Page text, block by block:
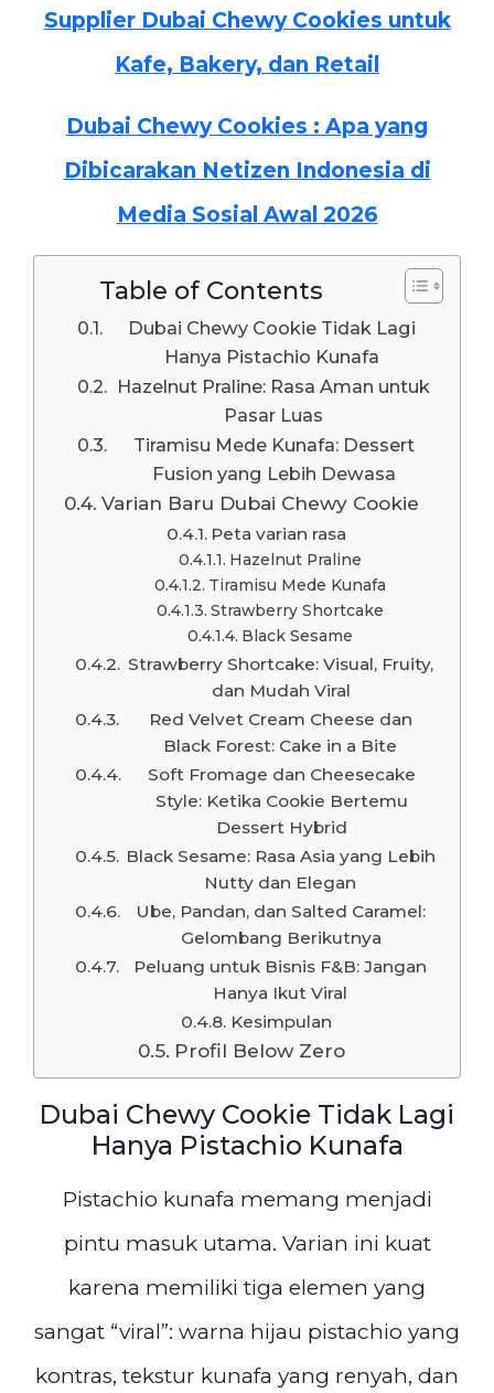
Supplier Dubai Chewy Cookies untuk
Kafe, Bakery, dan Retail
Dubai Chewy Cookies : Apa yang
Dibicarakan Netizen Indonesia di
Media Sosial Awal 2026
Table of Contents
Dubai Chewy Cookie Tidak Lagi
Hanya Pistachio Kunafa
Hazelnut Praline: Rasa Aman untuk
Pasar Luas
Tiramisu Mede Kunafa: Dessert
Fusion yang Lebih Dewasa
Varian Baru Dubai Chewy Cookie
Peta varian rasa
Hazelnut Praline
Tiramisu Mede Kunafa
Strawberry Shortcake
Black Sesame
Strawberry Shortcake: Visual, Fruity,
dan Mudah Viral
Red Velvet Cream Cheese dan
Black Forest: Cake in a Bite
Soft Fromage dan Cheesecake
Style: Ketika Cookie Bertemu
Dessert Hybrid
Black Sesame: Rasa Asia yang Lebih
Nutty dan Elegan
Ube, Pandan, dan Salted Caramel:
Gelombang Berikutnya
Peluang untuk Bisnis F&B: Jangan
Hanya Ikut Viral
Kesimpulan
Profil Below Zero
Dubai Chewy Cookie Tidak Lagi
Hanya Pistachio Kunafa
Pistachio kunafa memang menjadi
pintu masuk utama. Varian ini kuat
karena memiliki tiga elemen yang
sangat “viral”: warna hijau pistachio yang
kontras, tekstur kunafa yang renyah, dan